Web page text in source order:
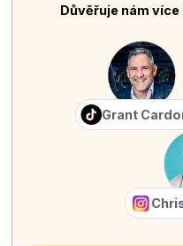
Důvěřuje nám
Grant